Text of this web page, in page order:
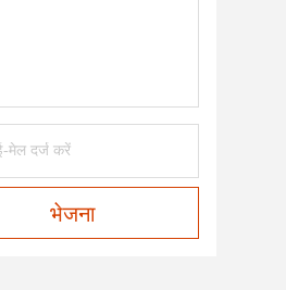
भेजना